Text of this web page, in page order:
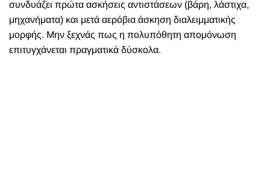
συνδυάζει πρώτα ασκήσεις αντιστάσεων (βάρη, λάστιχα,
μηχανήματα) και μετά αερόβια άσκηση διαλειμματικής
μορφής. Μην ξεχνάς πως η πολυπόθητη απομόνωση
επιτυγχάνεται πραγματικά δύσκολα.